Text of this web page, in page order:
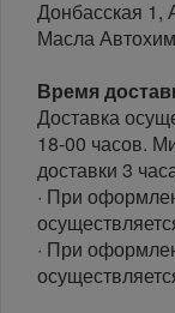
Донбасская 1,
Масла
Время
Доставка
18-00 часов.
доставки 3
· При
· При